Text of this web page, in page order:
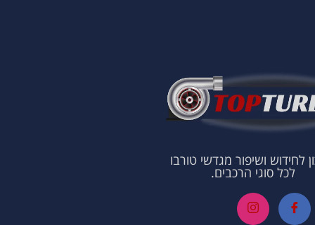
לחידוש ושיפור מגדשי טורבו
לכל סוגי הרכבים.